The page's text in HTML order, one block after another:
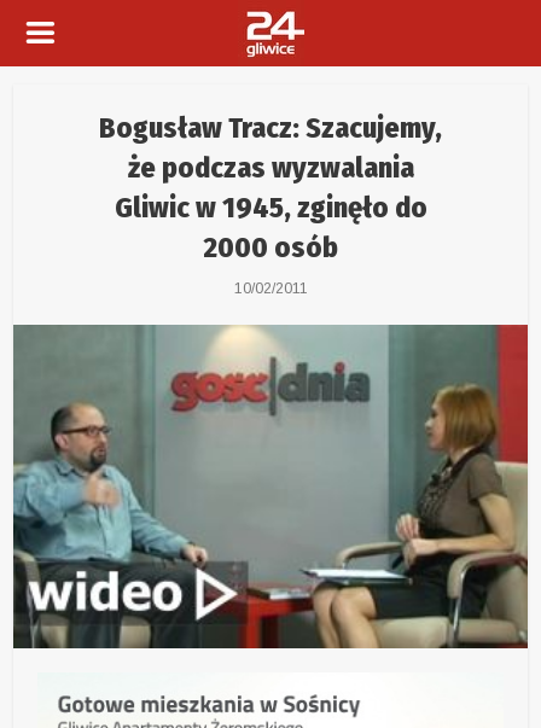
Bogusław Tracz: Szacujemy,
że podczas wyzwalania
Gliwic w 1945, zginęło do
2000 osób
10/02/2011